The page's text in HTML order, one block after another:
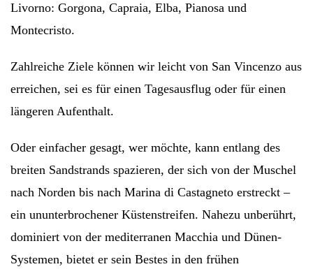
Livorno: Gorgona, Capraia, Elba, Pianosa und
Montecristo.
Zahlreiche Ziele können wir leicht von San Vincenzo aus
erreichen, sei es für einen Tagesausflug oder für einen
längeren Aufenthalt.
Oder einfacher gesagt, wer möchte, kann entlang des
breiten Sandstrands spazieren, der sich von der Muschel
nach Norden bis nach Marina di Castagneto erstreckt –
ein ununterbrochener Küstenstreifen. Nahezu unberührt,
dominiert von der mediterranen Macchia und Dünen-
Systemen, bietet er sein Bestes in den frühen